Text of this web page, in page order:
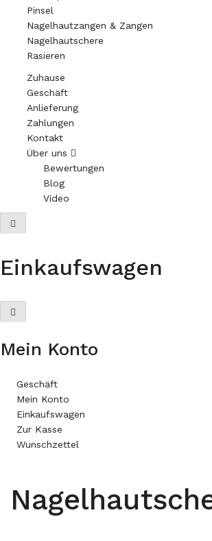
Pinsel
Nagelhautzangen & Zangen
Nagelhautschere
Rasieren
Zuhause
Geschäft
Anlieferung
Zahlungen
Kontakt
Über uns
Bewertungen
Blog
Video
Einkaufswagen
Mein Konto
Geschäft
Mein Konto
Einkaufswagen
Zur Kasse
Wunschzettel